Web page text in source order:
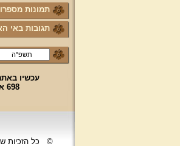
תמונות
תגובות באי
עכשיו
698 אורחים
©
כל הזכיות